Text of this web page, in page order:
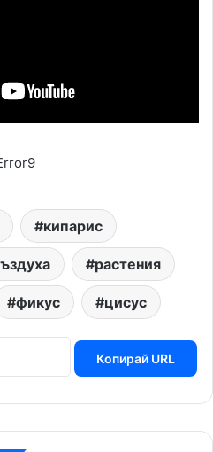
кипарис
растения
фикус цисус
Копирай URL